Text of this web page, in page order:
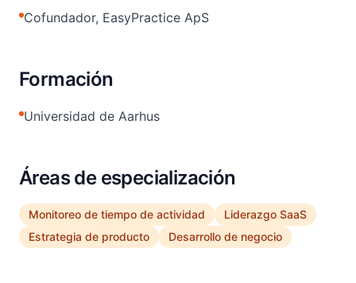
Cofundador, EasyPractice ApS
Formación
Universidad de Aarhus
Áreas de especialización
Monitoreo de tiempo de actividad
Liderazgo SaaS
Estrategia de producto
Desarrollo de negocio